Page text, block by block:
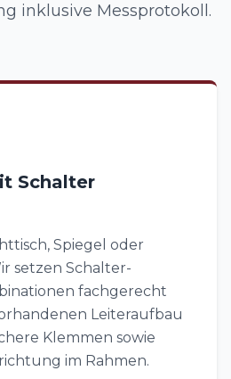
inklusive Messprotokoll.
Schalter
Spiegel oder
setzen Schalter-
fachgerecht
Leiteraufbau
Klemmen sowie
im Rahmen.